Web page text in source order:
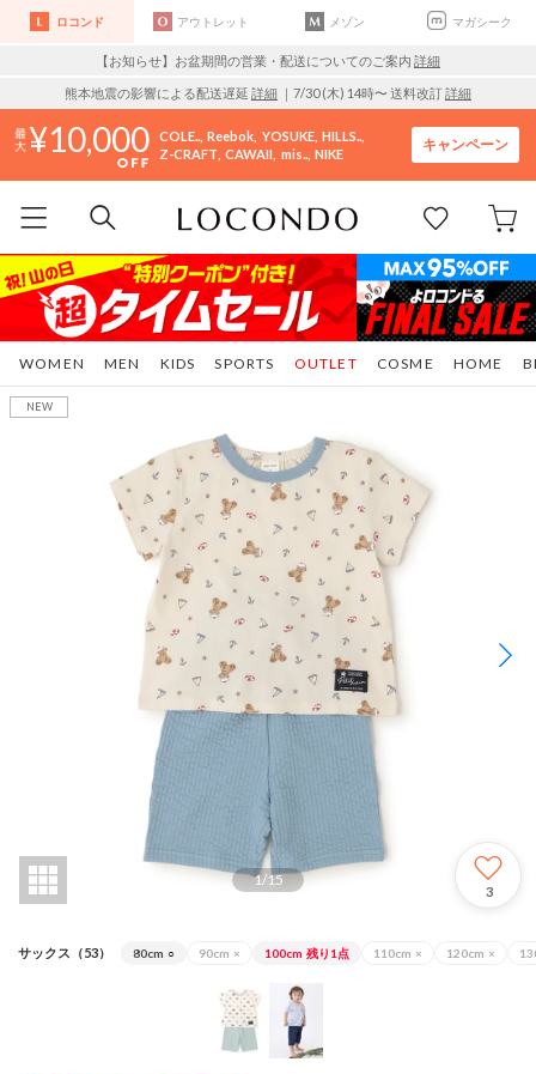
ロコンド アウトレット メゾン マガシーク
【お知らせ】お盆期間の営業・配送についてのご案内 詳細
熊本地震の影響による配送遅延 詳細 ｜7/30 (木) 14時〜 送料改訂詳細
10,000 COLE.. Reebok YOSUKE HILLS..
Z-CRAFT CAWAII mis.. NIKE
キャンペーン
WOMEN MEN KIDS SPORTS COSME HOME
OUTLET
1/15
3
サックス（53） 80cm ○ 90cm × 100cm 残り1点 110cm × 120cm ×